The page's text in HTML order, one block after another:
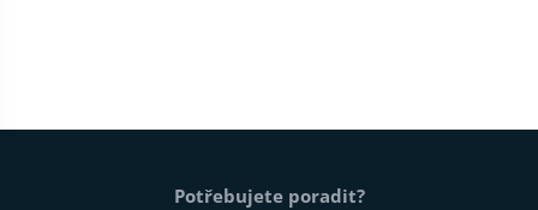
Patička webu
Potřebujete poradit?